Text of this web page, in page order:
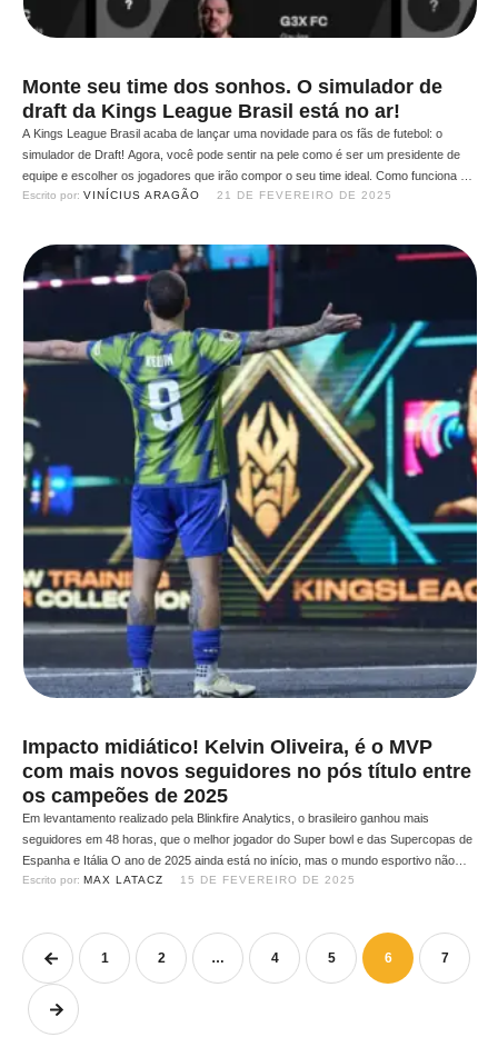
Monte seu time dos sonhos. O simulador de
draft da Kings League Brasil está no ar!
A Kings League Brasil acaba de lançar uma novidade para os fãs de futebol: o
simulador de Draft! Agora, você pode sentir na pele como é ser um presidente de
equipe e escolher os jogadores que irão compor o seu time ideal. Como funciona o
simulador de Draft? O simulador é uma ferramenta interativa que …
Escrito por: VINÍCIUS ARAGÃO 21 DE FEVEREIRO DE 2025
Impacto midiático! Kelvin Oliveira, é o MVP
com mais novos seguidores no pós título entre
os campeões de 2025
Em levantamento realizado pela Blinkfire Analytics, o brasileiro ganhou mais
seguidores em 48 horas, que o melhor jogador do Super bowl e das Supercopas de
Espanha e Itália O ano de 2025 ainda está no início, mas o mundo esportivo não
parou, e troféus de campeões ja foram distribuídos. Pensando nisso, a empresa de
Escrito por: MAX LATACZ 15 DE FEVEREIRO DE 2025
1 2 … 4 5 6 7